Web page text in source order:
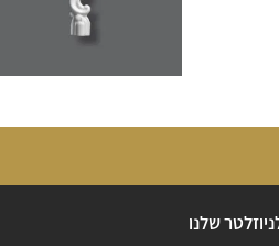
שלנו